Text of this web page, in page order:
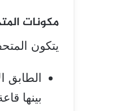
مكونات
يتكون
بينها